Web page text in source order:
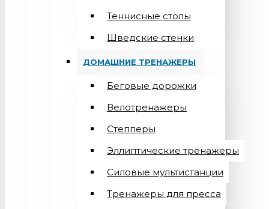
Теннисные столы
Шведские стенки
ДОМАШНИЕ ТРЕНАЖЕРЫ
Беговые дорожки
Велотренажеры
Степперы
Эллиптические тренажеры
Силовые мультистанции
Тренажеры для пресса